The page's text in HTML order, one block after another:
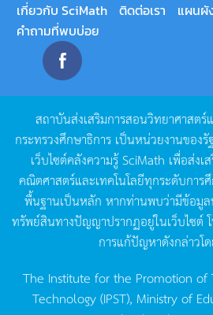
เกี่ยวกับ SciMath ติดต่อเรา
แผนผั
คำถามที่พบบ่อย
สถาบันส่งเสริมการสอนวิทยาศาสตร์
กระทรวงศึกษาธิการ เป็นหน่วยงานของรั
เว็บไซต์คลังความรู้SciMath เพื่อส่งเ
คณิตศาสตร์และเทคโนโลยีทุกระดับการ
พื้นฐานเป็นหลัก หากท่านพบว่ามีข้อมูล
ทรัพย์สินทางปัญญาปรากฏอยู่ในเว็บไซต์
การแก้ปัญหาดังกล่าวโ
The Institute for the Promotion of
Technology (IPST), Ministry of